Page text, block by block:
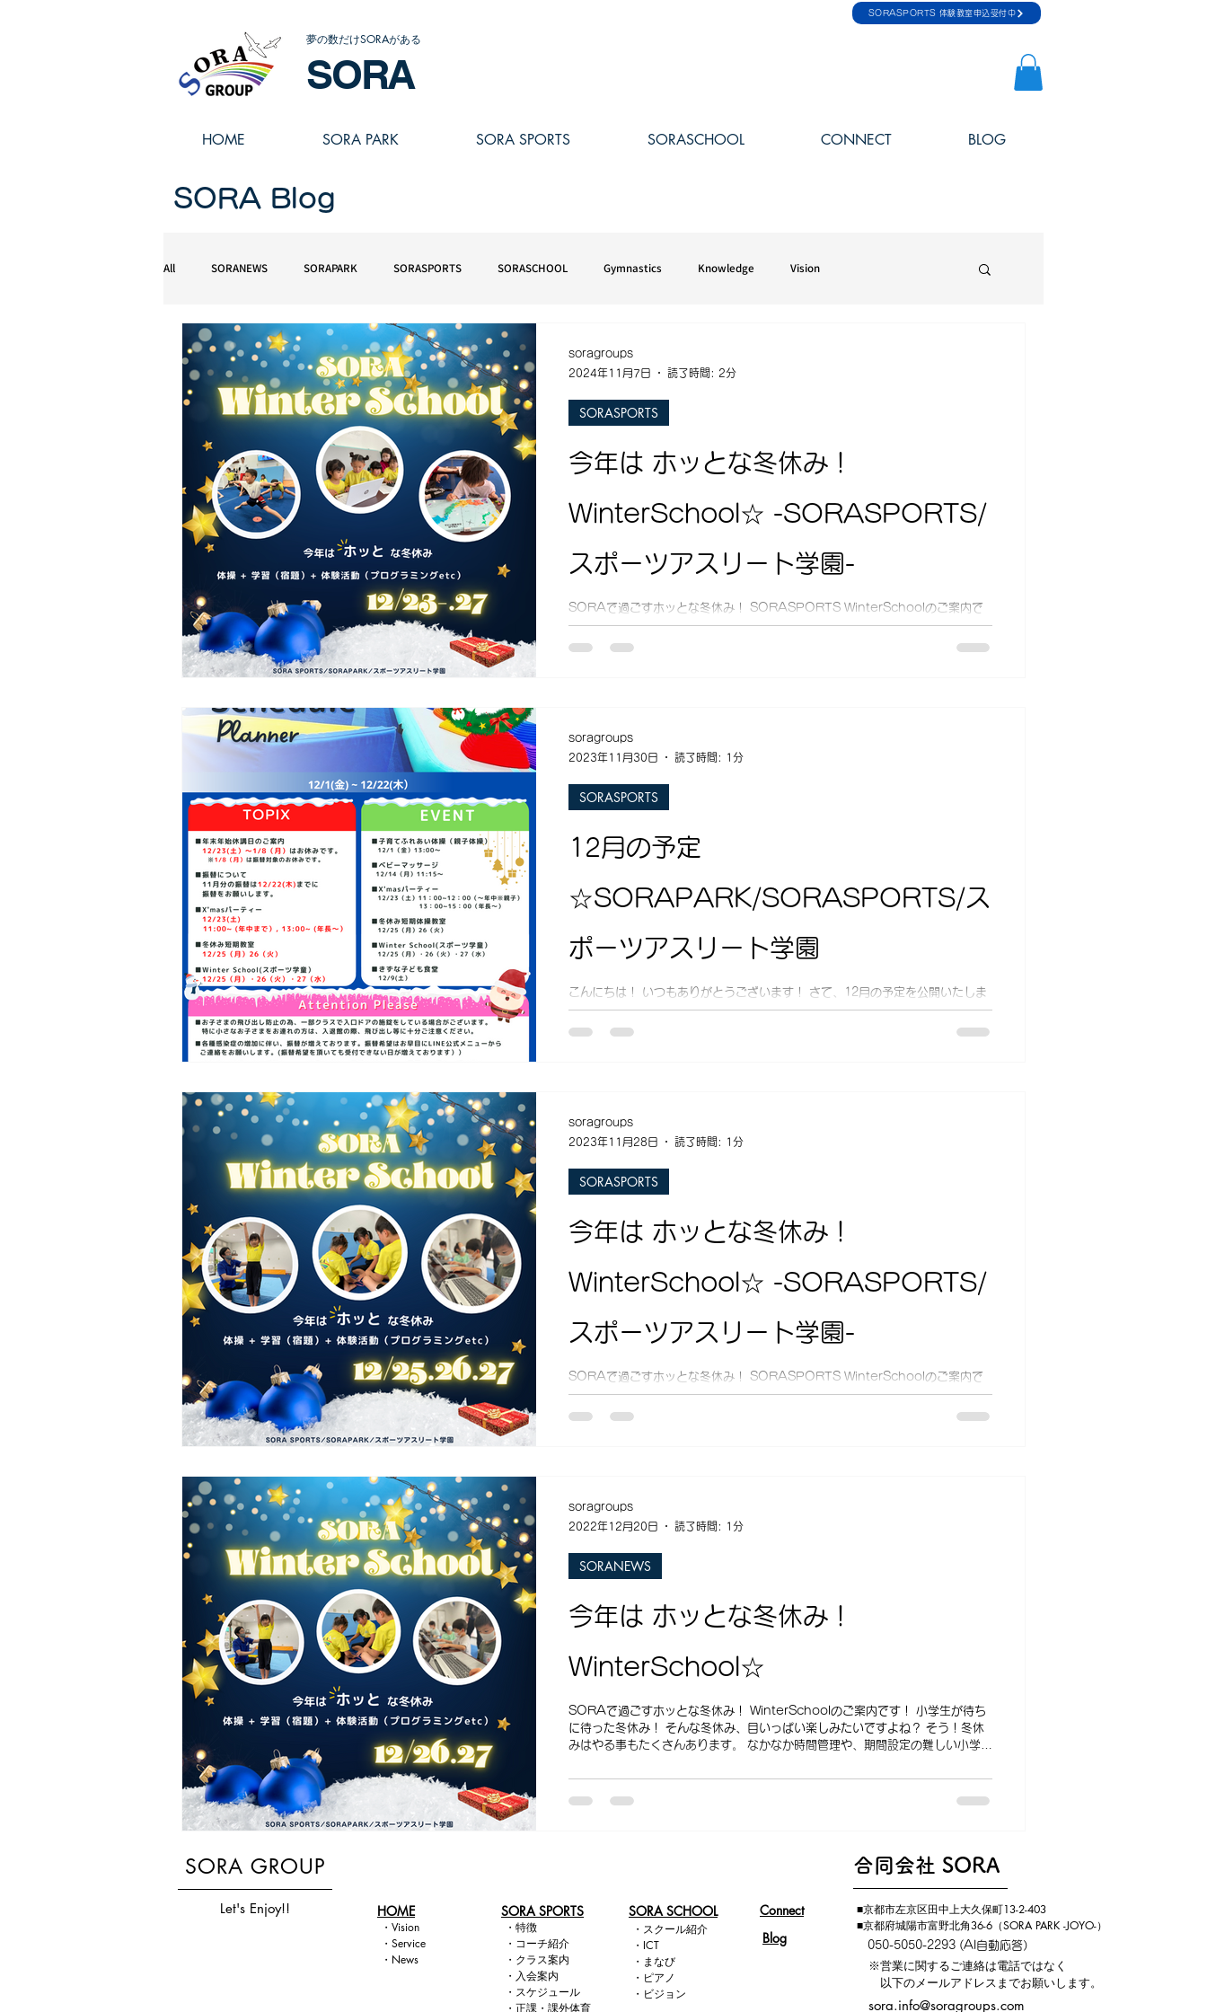
夢の数だけSORAがある
SORA
SORASPORTS 体験教室申込受付中
HOME SORA PARK SORA SPORTS SORASCHOOL CONNECT BLOG
SORA Blog
All SORANEWS SORAPARK SORASPORTS SORASCHOOL Gymnastics Knowledge Vision
スポーツアスリート学園
今年は ホッとな冬休み！
WinterSchool☆ -SORASPORTS/
スポーツアスリート学園-
SORAで過ごすホッとな冬休み！ SORASPORTS WinterSchoolのご案内で
す！ なんだかウキウキ・ワクワクの冬休み！ そんな冬休み、目いっぱい楽しみ
たいですよね？ そう！冬休みはやる事もたくさんあります。 なかなか時間管理
SORASPORTS
soragroups
2024年11月7日
読了時間: 2分
12月の予定
☆SORAPARK/SORASPORTS/ス
ポーツアスリート学園
こんにちは！ いつもありがとうございます！ さて、12月の予定を公開いたしま
した☆ ■子育てふれあい体操（親子体操） 12/1（金）13：00～ 申込はこちら
■きずな子ども食堂 12/9（土）16：45～（変更の可能性あり） 子ども食堂の利
SORASPORTS
soragroups
2023年11月30日
読了時間: 1分
今年は ホッとな冬休み！
WinterSchool☆ -SORASPORTS/
スポーツアスリート学園-
SORAで過ごすホッとな冬休み！ SORASPORTS WinterSchoolのご案内で
す！ なんだかウキウキ・ワクワクの冬休み！ そんな冬休み、目いっぱい楽しみ
たいですよね？ そう！冬休みはやる事もたくさんあります。 なかなか時間管理
SORASPORTS
soragroups
2023年11月28日
読了時間: 1分
今年は ホッとな冬休み！
WinterSchool☆
SORAで過ごすホッとな冬休み！ WinterSchoolのご案内です！ 小学生が待ち
に待った冬休み！ そんな冬休み、目いっぱい楽しみたいですよね？ そう！冬休
みはやる事もたくさんあります。 なかなか時間管理や、期間設定の難しい小学
SORANEWS
soragroups
2022年12月20日
読了時間: 1分
SORA GROUP
Let's Enjoy!! HOME
・ Vision​
・ Service
・ News
​SORA SPORTS
・ 特徴
・ コーチ紹介
・ クラス案内
・ 入会案内
・ スケジュール
・ 正課・課外体育
SORA SCHOOL
・ スクール紹介
・ ICT
・ まなび
・ ピアノ
・ ビジョン
Connect
Blog
​合同会社 SORA
■京都市左京区田中上大久保町13-2-403
​■京都府城陽市富野北角36-6（SORA PARK -JOYO-）
050-5050-2293 (AI自動応答）
​​ ※営業に関するご連絡は電話ではなく
以下のメールアドレスまでお願いします。
sora.info@soragroups.com